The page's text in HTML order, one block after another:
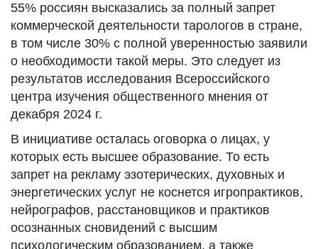
55% россиян высказались за полный запрет
коммерческой деятельности тарологов в стране,
в том числе 30% с полной уверенностью заявили
о необходимости такой меры. Это следует из
результатов исследования Всероссийского
центра изучения общественного мнения от
декабря 2024 г.
В инициативе осталась оговорка о лицах, у
которых есть высшее образование. То есть
запрет на рекламу эзотерических, духовных и
энергетических услуг не коснется игропрактиков,
нейрографов, расстановщиков и практиков
осознанных сновидений с высшим
психологическим образованием, а также